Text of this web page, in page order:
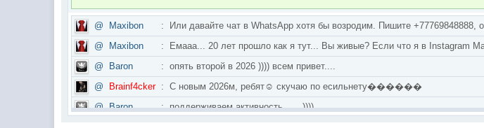
@ Maxibon :
Или давайте чат в WhatsApp хотя бы возродим. Пишите +77769848888,
@
Maxibon :
Емааа... 20 лет прошло как я тут... Вы живые? Если что я в Instagram
@
Baron :
опять второй в 2026 )))) всем привет....
@
Brainf4cker :
С новым 2026м, ребят☺️ скучаю по есильнету������
@
Baron :
поддерживаем активность ..... ))))